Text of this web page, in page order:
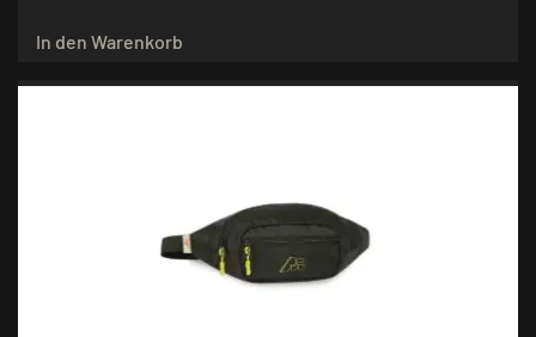
In den Warenkorb